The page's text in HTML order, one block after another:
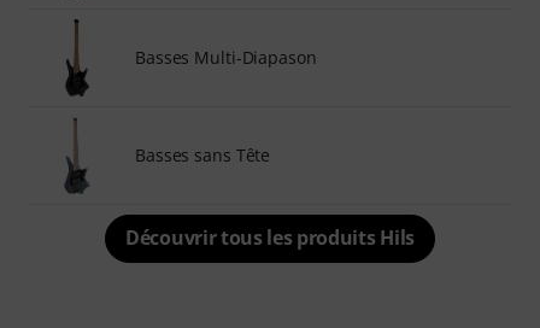
Basses Multi-Diapason
Basses sans Tête
Découvrir tous les produits Hils